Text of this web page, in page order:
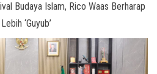
Budaya Islam, Rico Waas Berharap
‘Guyub’